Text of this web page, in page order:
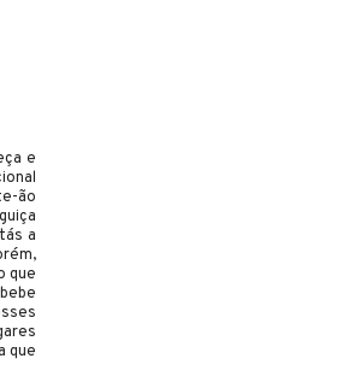
e
ão
a
que
que